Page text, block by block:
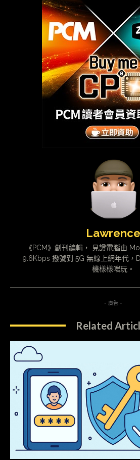
Lawrence
《PCM》創刊編輯， 見證電腦由
9.6Kbps 撥號到 5G 無線上網年代，
機樣樣啱玩。
- 廣告 -
Related